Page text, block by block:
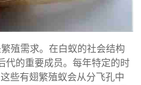
殖需求。在白蚁的社会结构
代的重要成员。每年特定的时
些有翅繁殖蚁会从分飞孔中